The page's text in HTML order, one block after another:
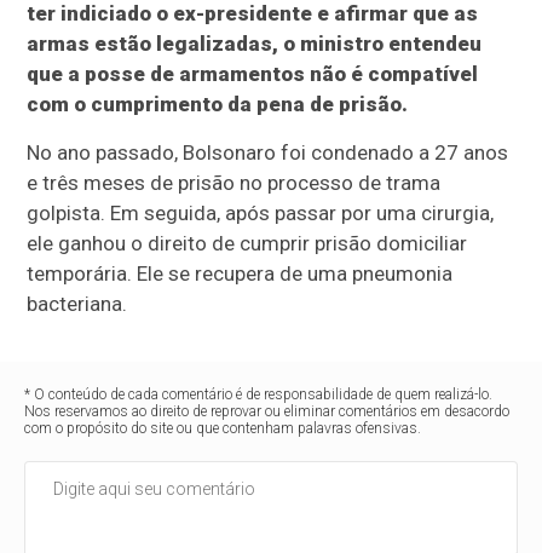
ter indiciado o ex-presidente e afirmar que as
armas estão legalizadas, o ministro entendeu
que a posse de armamentos não é compatível
com o cumprimento da pena de prisão.
No ano passado, Bolsonaro foi condenado a 27 anos
e três meses de prisão no processo de trama
golpista. Em seguida, após passar por uma cirurgia,
ele ganhou o direito de cumprir prisão domiciliar
temporária. Ele se recupera de uma pneumonia
bacteriana.
* O conteúdo de cada comentário é de responsabilidade de quem realizá-lo.
Nos reservamos ao direito de reprovar ou eliminar comentários em desacordo
com o propósito do site ou que contenham palavras ofensivas.